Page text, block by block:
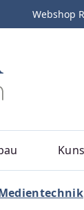
springen
Webshop